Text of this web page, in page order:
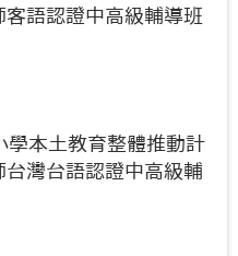
語認證中高級輔導班
學本土教育整體推動計
灣台語認證中高級輔